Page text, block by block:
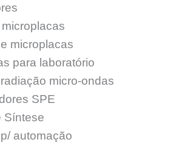
microplacas
para laboratório
micro-ondas
SPE
Síntese
automação